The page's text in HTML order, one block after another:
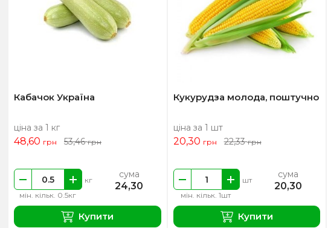
Кабачок Україна
ціна за 1 кг
48,60 грн 53,46грн
мін. кільк. 0.5кг
кг сума
24,30
Купити
Кукурудза молода, поштучно
ціна за 1 шт
20,30 грн 22,33грн
мін. кільк. 1шт
шт сума
20,30
Купити